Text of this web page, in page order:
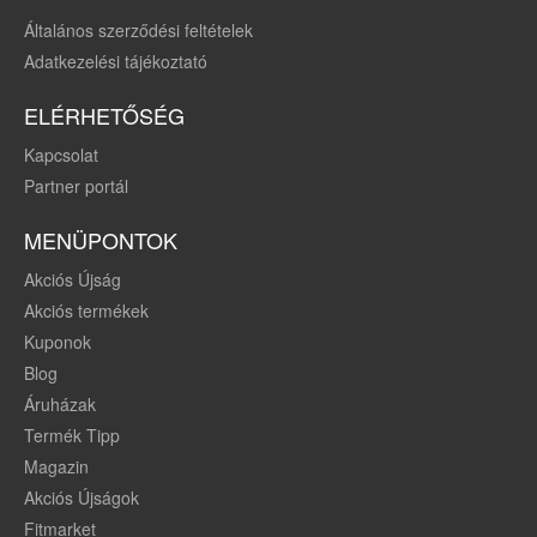
Általános szerződési feltételek
Adatkezelési tájékoztató
ELÉRHETŐSÉG
Kapcsolat
Partner portál
MENÜPONTOK
Akciós Újság
Akciós termékek
Kuponok
Blog
Áruházak
Termék Tipp
Magazin
Akciós Újságok
Fitmarket